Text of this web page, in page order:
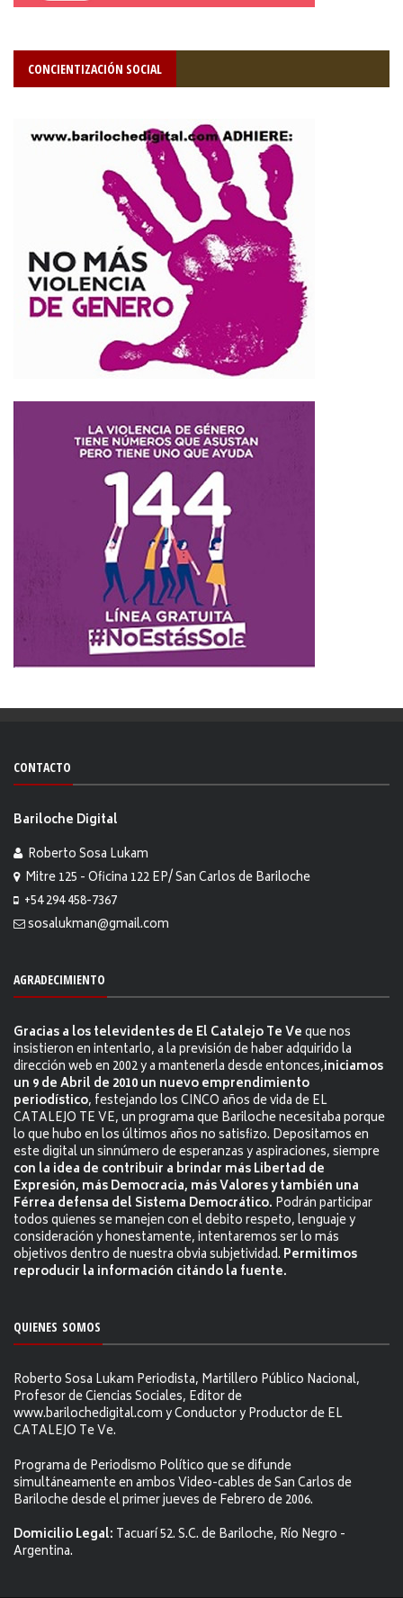
CONCIENTIZACIÓN SOCIAL
CONTACTO
Bariloche Digital
Roberto Sosa Lukam
Mitre 125 - Oficina 122 EP/ San Carlos de Bariloche
+54 294 458-7367
sosalukman@gmail.com
AGRADECIMIENTO
Gracias a los televidentes de El Catalejo Te Veque nos
insistieron en intentarlo, a la previsión de haber adquirido la
dirección web en 2002 y a mantenerla desde entonces,iniciamos
un 9 de Abril de 2010 un nuevo emprendimiento
periodístico, festejando los CINCO años de vida de EL
CATALEJO TE VE, un programa que Bariloche necesitaba porque
lo que hubo en los últimos años no satisfizo. Depositamos en
este digital un sinnúmero de esperanzas y aspiraciones, siempre
con la idea de contribuir a brindar más Libertad de
Expresión, más Democracia, más Valores y también una
Férrea defensa del Sistema Democrático. Podrán participar
todos quienes se manejen con el debito respeto, lenguaje y
consideración y honestamente, intentaremos ser lo más
objetivos dentro de nuestra obvia subjetividad. Permitimos
reproducir la información citándo la fuente.
QUIENES SOMOS
Roberto Sosa Lukam Periodista, Martillero Público Nacional,
Profesor de Ciencias Sociales, Editor de
www.barilochedigital.com y Conductor y Productor de EL
CATALEJO Te Ve.
Programa de Periodismo Político que se difunde
simultáneamente en ambos Video-cables de San Carlos de
Bariloche desde el primer jueves de Febrero de 2006.
Domicilio Legal: Tacuarí 52. S.C. de Bariloche, Río Negro -
Argentina.